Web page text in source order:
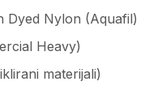
Dyed Nylon (Aquafil)
Heavy)
materijali)